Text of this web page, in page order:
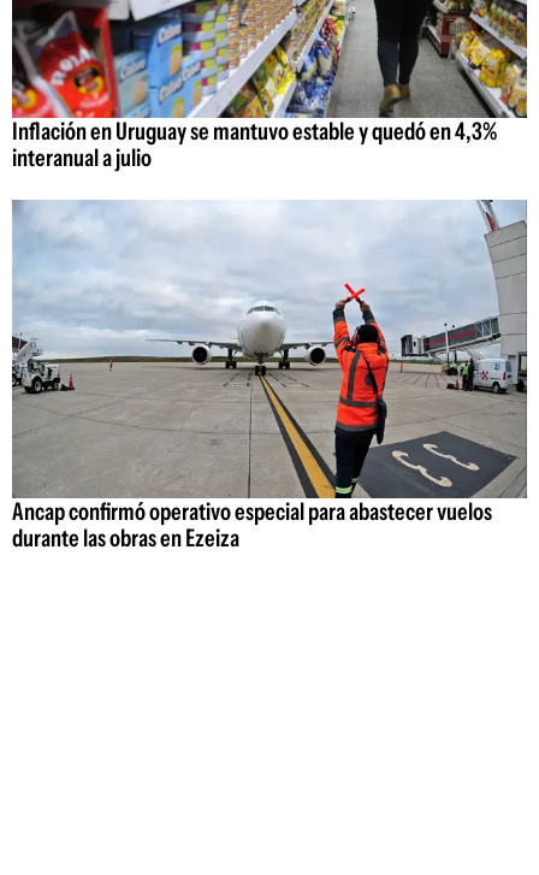
Inflación en Uruguay se mantuvo estable y quedó en 4,3%
interanual a julio
Ancap confirmó operativo especial para abastecer vuelos
durante las obras en Ezeiza